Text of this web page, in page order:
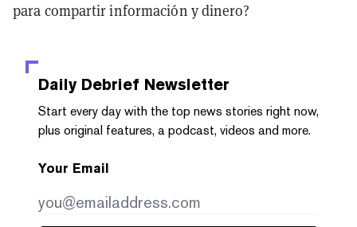
para compartir información y dinero?
Daily Debrief Newsletter
Start every day with the top news stories right now,
plus original features, a podcast, videos and more.
Your Email